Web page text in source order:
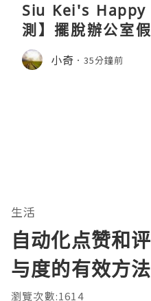
Siu Kei's
測】擺脫辦公室
一代72W高能超聲
真實評價
小奇 35分鐘前
生活
自动化点赞和
与度的有效方法
瀏覽次數:1614